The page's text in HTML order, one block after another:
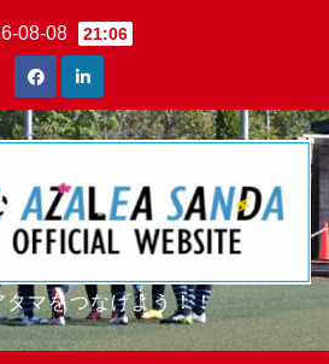
08-08 21:06
タマをつなげよう！！